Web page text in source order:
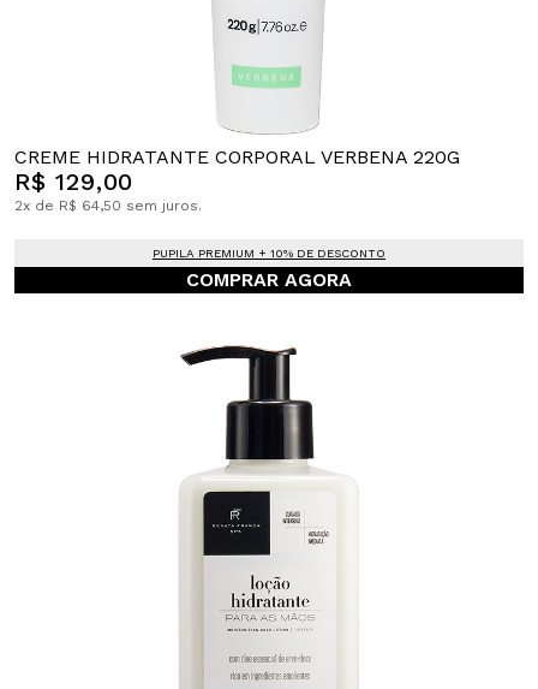
CREME HIDRATANTE CORPORAL VERBENA 220G
R$ 129,00
2x de R$ 64,50 sem juros.
PUPILA PREMIUM + 10% DE DESCONTO
COMPRAR AGORA